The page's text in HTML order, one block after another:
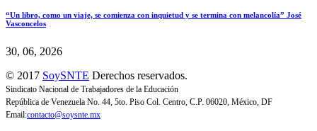
“Un libro, como un viaje, se comienza con inquietud y se termina con melancolía” José
Vasconcelos
30, 06, 2026
© 2017 SoySNTE Derechos reservados.
Sindicato Nacional de Trabajadores de la Educación
República de Venezuela No. 44, 5to. Piso Col. Centro, C.P. 06020, México, DF
Email:contacto@soysnte.mx